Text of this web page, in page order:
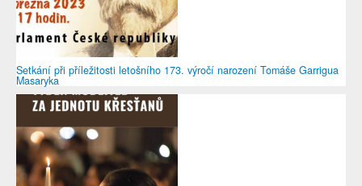
Setkání při příležitosti letošního 173. výročí narození Tomáše Garrigua
Masaryka